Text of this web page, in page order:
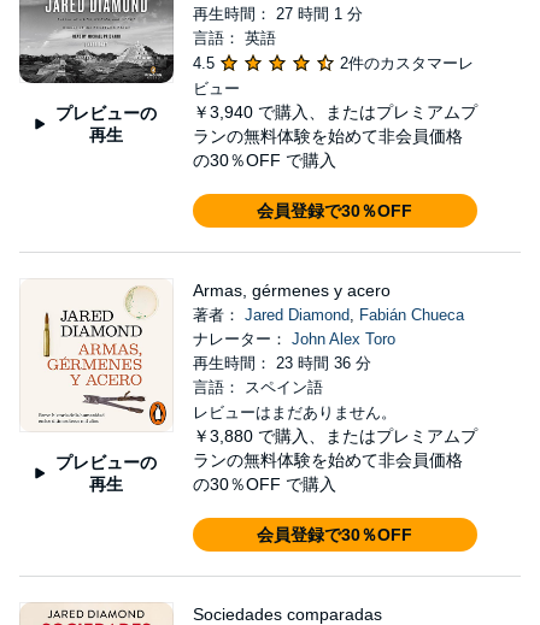
プレビューの
再生
再生時間： 27 時間 1 分
言語： 英語
4.5
2件のカスタマーレ
ビュー
￥3,940 で購入、またはプレミアムプ
ランの無料体験を始めて非会員価格
の30％OFF で購入
会員登録で30％OFF
プレビューの
再生
Armas, gérmenes y acero
著者： Jared Diamond, Fabián Chueca
ナレーター： John Alex Toro
再生時間： 23 時間 36 分
言語： スペイン語
レビューはまだありません。
￥3,880 で購入、またはプレミアムプ
ランの無料体験を始めて非会員価格
の30％OFF で購入
会員登録で30％OFF
Sociedades comparadas